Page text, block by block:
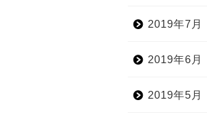
2019年7月
2019年6月
2019年5月